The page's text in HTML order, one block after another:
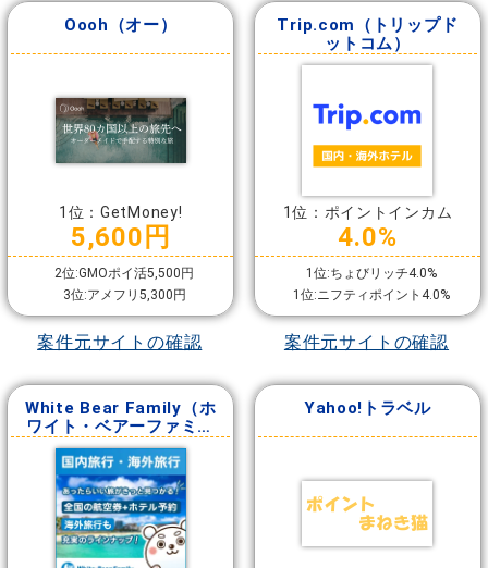
Oooh（オー）
1位：GetMoney!
5,600円
2位:GMOポイ活5,500円
3位:アメフリ5,300円
案件元サイトの確認
Trip.com（トリップド
ットコム）
1位：ポイントインカム
4.0%
1位:ちょびリッチ4.0%
1位:ニフティポイント4.0%
案件元サイトの確認
White Bear Family（ホ
ワイト・ベアーファミリ
ー）
Yahoo!トラベル